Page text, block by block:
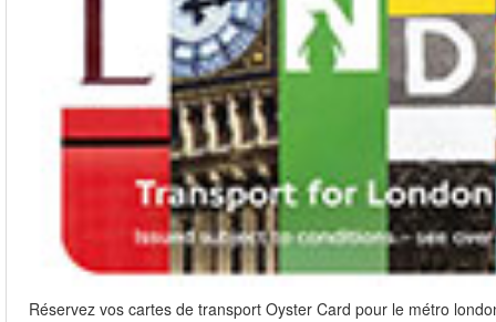
Réservez vos cartes de transport Oyster Card pour le métro